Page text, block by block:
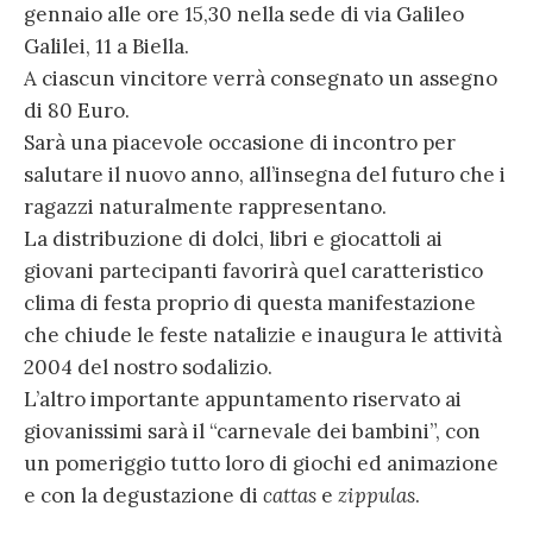
gennaio alle ore 15,30 nella sede di via Galileo
Galilei, 11 a Biella.
A ciascun vincitore verrà consegnato un assegno
di 80 Euro.
Sarà una piacevole occasione di incontro per
salutare il nuovo anno, all’insegna del futuro che i
ragazzi naturalmente rappresentano.
La distribuzione di dolci, libri e giocattoli ai
giovani partecipanti favorirà quel caratteristico
clima di festa proprio di questa manifestazione
che chiude le feste natalizie e inaugura le attività
2004 del nostro sodalizio.
L’altro importante appuntamento riservato ai
giovanissimi sarà il “carnevale dei bambini”, con
un pomeriggio tutto loro di giochi ed animazione
e con la degustazione di cattas e zippulas.